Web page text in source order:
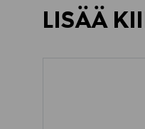
LISÄÄ